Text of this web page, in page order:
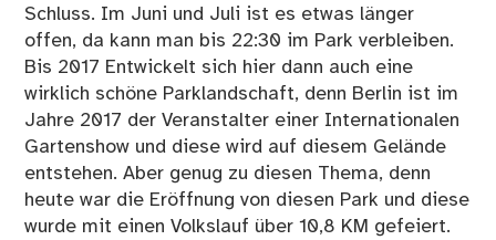
Schluss. Im Juni und Juli ist es etwas länger
offen, da kann man bis 22:30 im Park verbleiben.
Bis 2017 Entwickelt sich hier dann auch eine
wirklich schöne Parklandschaft, denn Berlin ist im
Jahre 2017 der Veranstalter einer Internationalen
Gartenshow und diese wird auf diesem Gelände
entstehen. Aber genug zu diesen Thema, denn
heute war die Eröffnung von diesen Park und diese
wurde mit einen Volkslauf über 10,8 KM gefeiert.